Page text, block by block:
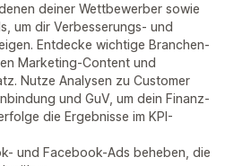
deiner Wettbewerber sowie
um dir Verbesserungs- und
Entdecke wichtige Branchen-
Marketing-Content und
Nutze Analysen zu Customer
und GuV, um dein Finanz-
die Ergebnisse im KPI-
und Facebook-Ads beheben, die